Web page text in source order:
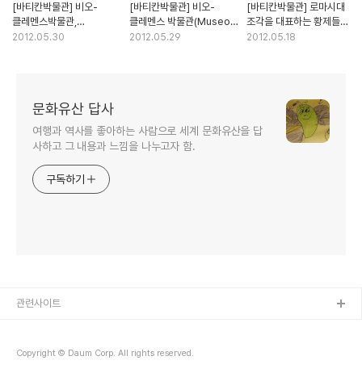
[바티칸박물관] 비오-
클레멘스박물관,
그리스십자가형전시실
2012.05.30
[바티칸박물관] 비오-
클레멘스 박물관(Museo
Pio-Clentinio),
2012.05.29
[바티칸박물관] 로마시대
조각을 대표하는 황제들의
석상을 볼 수 있는
2012.05.18
문화유산 답사
여행과 역사를 좋아하는 사람으로 세계 문화유산을 답
사하고 그 내용과 느낌을 나누고자 함.
구독하기
Copyright © Daum Corp. All rights reserved.
관련사이트